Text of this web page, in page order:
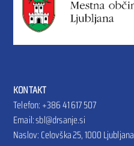
KONTAKT
Telefon: +38641 617 507
Email: sbl@drsanje.si
Naslov: Celovška 25, 1000 Ljubljana